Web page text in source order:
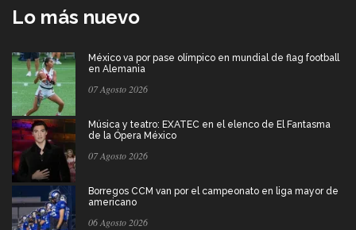
Lo más nuevo
México va por pase olímpico en mundial de flag football
en Alemania
07 Agosto 2026
Música y teatro: EXATEC en el elenco de El Fantasma
de la Ópera México
07 Agosto 2026
Borregos CCM van por el campeonato en liga mayor de
americano
06 Agosto 2026